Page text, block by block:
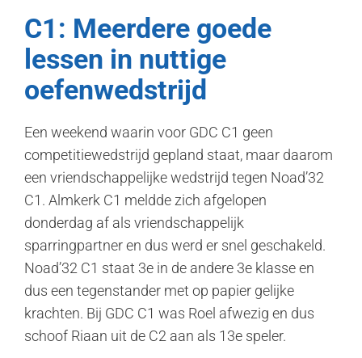
C1: Meerdere goede
lessen in nuttige
oefenwedstrijd
Een weekend waarin voor GDC C1 geen
competitiewedstrijd gepland staat, maar daarom
een vriendschappelijke wedstrijd tegen Noad’32
C1. Almkerk C1 meldde zich afgelopen
donderdag af als vriendschappelijk
sparringpartner en dus werd er snel geschakeld.
Noad’32 C1 staat 3e in de andere 3e klasse en
dus een tegenstander met op papier gelijke
krachten. Bij GDC C1 was Roel afwezig en dus
schoof Riaan uit de C2 aan als 13e speler.